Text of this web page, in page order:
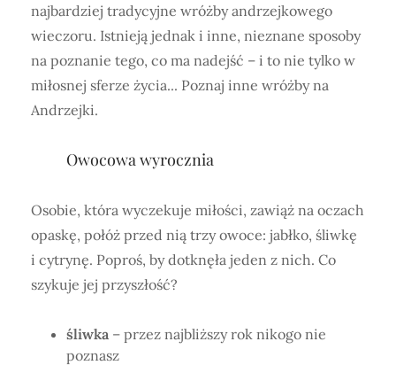
najbardziej tradycyjne wróżby andrzejkowego
wieczoru. Istnieją jednak i inne, nieznane sposoby
na poznanie tego, co ma nadejść – i to nie tylko w
miłosnej sferze życia... Poznaj inne wróżby na
Andrzejki.
Owocowa wyrocznia
Osobie, która wyczekuje miłości, zawiąż na oczach
opaskę, połóż przed nią trzy owoce: jabłko, śliwkę
i cytrynę. Poproś, by dotknęła jeden z nich. Co
szykuje jej przyszłość?
śliwka – przez najbliższy rok nikogo nie
poznasz